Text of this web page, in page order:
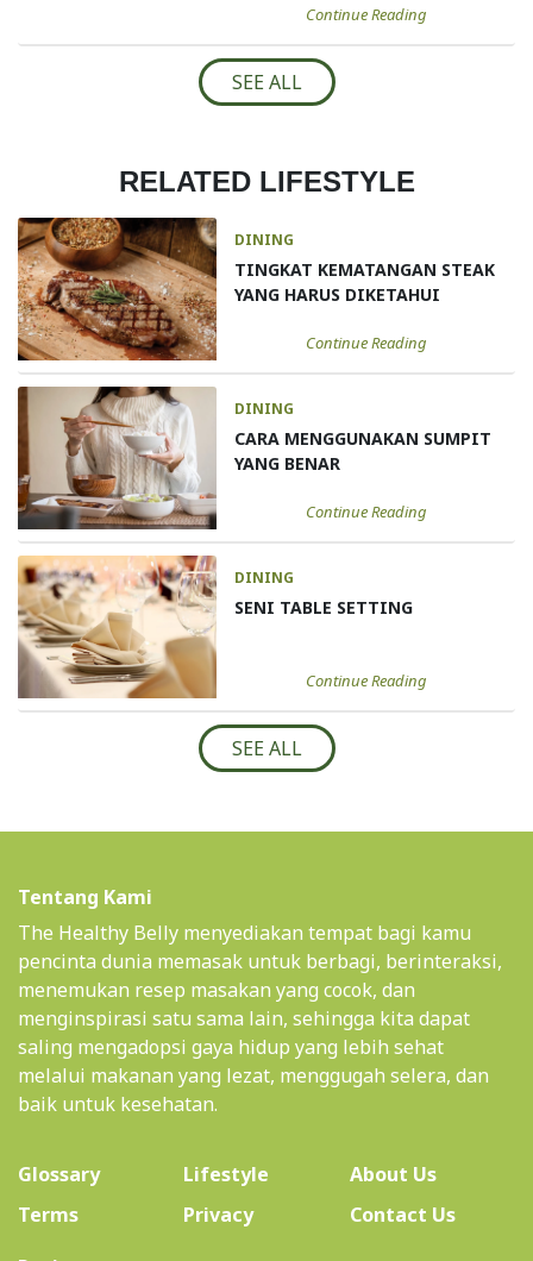
Continue Reading
SEE ALL
RELATED LIFESTYLE
DINING
TINGKAT KEMATANGAN STEAK
YANG HARUS DIKETAHUI
Continue Reading
DINING
CARA MENGGUNAKAN SUMPIT
YANG BENAR
Continue Reading
DINING
SENI TABLE SETTING
Continue Reading
SEE ALL
Tentang Kami
The Healthy Belly menyediakan tempat bagi kamu
pencinta dunia memasak untuk berbagi, berinteraksi,
menemukan resep masakan yang cocok, dan
menginspirasi satu sama lain, sehingga kita dapat
saling mengadopsi gaya hidup yang lebih sehat
melalui makanan yang lezat, menggugah selera, dan
baik untuk kesehatan.
Glossary Lifestyle About Us(current)
Terms
Privacy
Contact Us